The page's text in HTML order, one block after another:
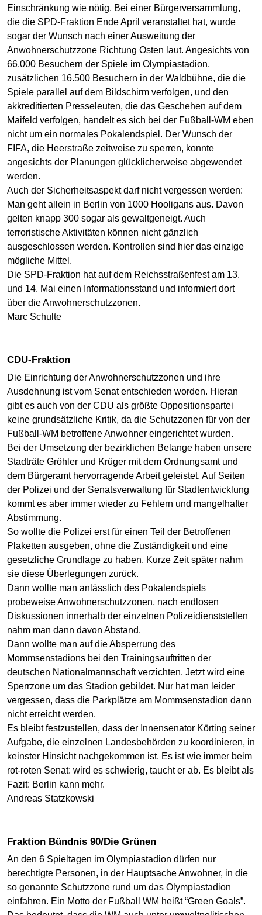
Einschränkung wie nötig. Bei einer Bürgerversammlung,
die die SPD-Fraktion Ende April veranstaltet hat, wurde
sogar der Wunsch nach einer Ausweitung der
Anwohnerschutzzone Richtung Osten laut. Angesichts von
66.000 Besuchern der Spiele im Olympiastadion,
zusätzlichen 16.500 Besuchern in der Waldbühne, die die
Spiele parallel auf dem Bildschirm verfolgen, und den
akkreditierten Presseleuten, die das Geschehen auf dem
Maifeld verfolgen, handelt es sich bei der Fußball-WM eben
nicht um ein normales Pokalendspiel. Der Wunsch der
FIFA, die Heerstraße zeitweise zu sperren, konnte
angesichts der Planungen glücklicherweise abgewendet
werden.
Auch der Sicherheitsaspekt darf nicht vergessen werden:
Man geht allein in Berlin von 1000 Hooligans aus. Davon
gelten knapp 300 sogar als gewaltgeneigt. Auch
terroristische Aktivitäten können nicht gänzlich
ausgeschlossen werden. Kontrollen sind hier das einzige
mögliche Mittel.
Die SPD-Fraktion hat auf dem Reichsstraßenfest am 13.
und 14. Mai einen Informationsstand und informiert dort
über die Anwohnerschutzzonen.
Marc Schulte
CDU-Fraktion
Die Einrichtung der Anwohnerschutzzonen und ihre
Ausdehnung ist vom Senat entschieden worden. Hieran
gibt es auch von der CDU als größte Oppositionspartei
keine grundsätzliche Kritik, da die Schutzzonen für von der
Fußball-WM betroffene Anwohner eingerichtet wurden.
Bei der Umsetzung der bezirklichen Belange haben unsere
Stadträte Gröhler und Krüger mit dem Ordnungsamt und
dem Bürgeramt hervorragende Arbeit geleistet. Auf Seiten
der Polizei und der Senatsverwaltung für Stadtentwicklung
kommt es aber immer wieder zu Fehlern und mangelhafter
Abstimmung.
So wollte die Polizei erst für einen Teil der Betroffenen
Plaketten ausgeben, ohne die Zuständigkeit und eine
gesetzliche Grundlage zu haben. Kurze Zeit später nahm
sie diese Überlegungen zurück.
Dann wollte man anlässlich des Pokalendspiels
probeweise Anwohnerschutzzonen, nach endlosen
Diskussionen innerhalb der einzelnen Polizeidienststellen
nahm man dann davon Abstand.
Dann wollte man auf die Absperrung des
Mommsenstadions bei den Trainingsauftritten der
deutschen Nationalmannschaft verzichten. Jetzt wird eine
Sperrzone um das Stadion gebildet. Nur hat man leider
vergessen, dass die Parkplätze am Mommsenstadion dann
nicht erreicht werden.
Es bleibt festzustellen, dass der Innensenator Körting seiner
Aufgabe, die einzelnen Landesbehörden zu koordinieren, in
keinster Hinsicht nachgekommen ist. Es ist wie immer beim
rot-roten Senat: wird es schwierig, taucht er ab. Es bleibt als
Fazit: Berlin kann mehr.
Andreas Statzkowski
Fraktion Bündnis 90/Die Grünen
An den 6 Spieltagen im Olympiastadion dürfen nur
berechtigte Personen, in der Hauptsache Anwohner, in die
so genannte Schutzzone rund um das Olympiastadion
einfahren. Ein Motto der Fußball WM heißt “Green Goals”.